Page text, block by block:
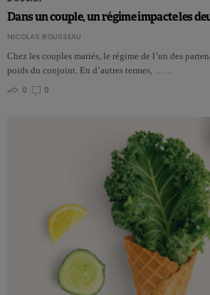
Dans un couple, un régime impacte les
NICOLAS ROUSSEAU
Chez les couples mariés, le régime de l’un des
poids du conjoint. En d’autres termes, ……
0
0